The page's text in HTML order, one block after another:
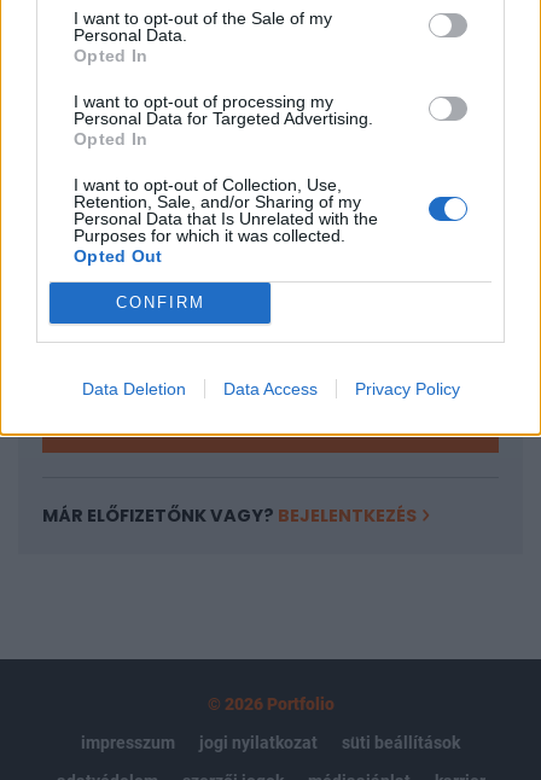
I want to opt-out of the Sale of my
Personal Data.
Opted In
I want to opt-out of processing my
Personal Data for Targeted Advertising.
Opted In
I want to opt-out of Collection, Use,
Retention, Sale, and/or Sharing of my
Personal Data that Is Unrelated with the
Purposes for which it was collected.
Opted Out
CONFIRM
Data Deletion Data Access Privacy Policy
0,69%-os, a Nasdaq 2,34%-os, az S&P 500 pedig 1,15%-os
eséssel zárta a pénteki...
KEDVES OLVASÓNK!
tartozik, melynek olvasása előfizetéses
regisztrációhoz kötött.
Az előfizetés a következőket tartalmazza:
Portfolio.hu teljes cikkarchívum
Kötéslisták: BÉT elmúlt 2 év napon belüli
MÁR ELŐFIZETŐNK VAGY? BEJELENTKEZÉS
© 2026 Portfolio
impresszum
jogi nyilatkozat
süti beállítások